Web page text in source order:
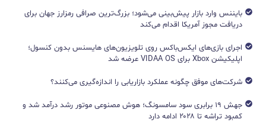
بایننس وارد بازار پیش‌بینی می‌شود؛ بزرگ‌ترین صرافی رمزارز جهان برای
دریافت مجوز آمریکا اقدام می‌کند
اجرای بازی‌های ایکس‌باکس روی تلویزیون‌های هایسنس بدون کنسول؛
اپلیکیشن Xbox برای VIDAA OS عرضه شد
شرکت‌های موفق چگونه عملکرد بازاریابی را اندازه‌گیری می‌کنند؟
جهش ۱۹ برابری سود سامسونگ؛ هوش مصنوعی موتور رشد درآمد شد و
کمبود تراشه تا ۲۰۲۸ ادامه دارد